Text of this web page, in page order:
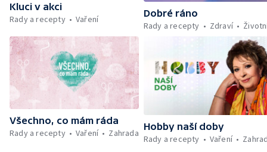
Kluci v akci
Rady a recepty
Vaření
Dobré ráno
Rady a recepty
Zdraví
Všechno, co mám ráda
Rady a recepty
Vaření Zahrada
Hobby naší doby
Rady a recepty
Vaření